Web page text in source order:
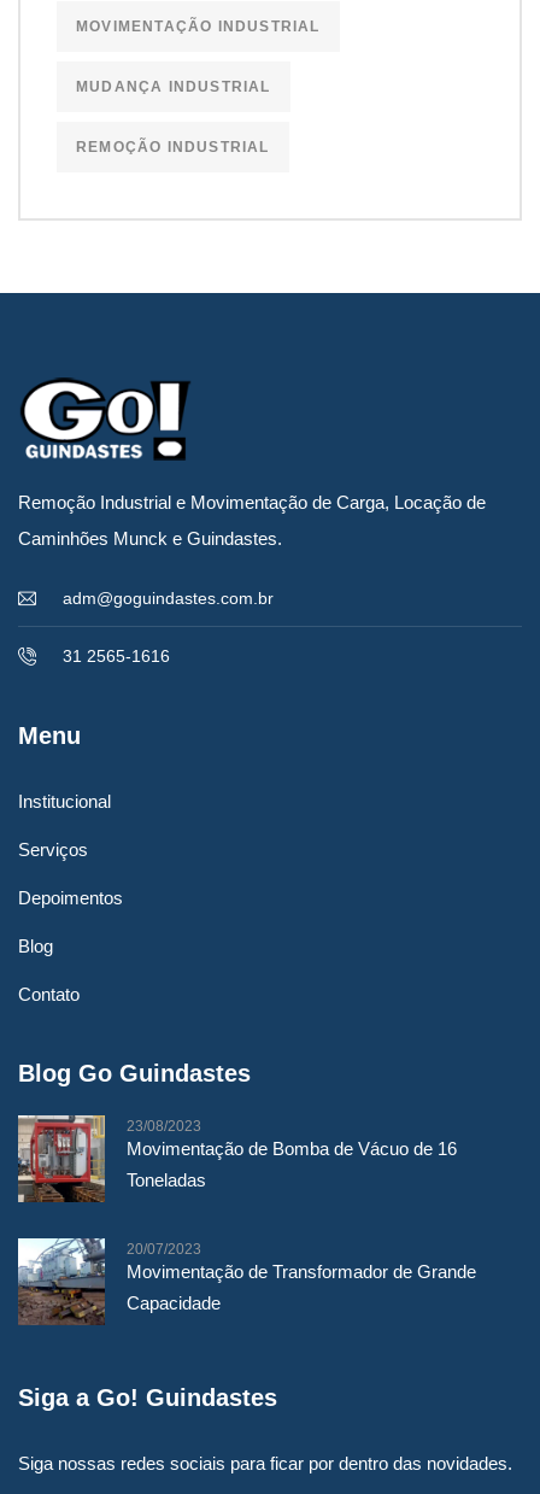
MOVIMENTAÇÃO INDUSTRIAL
MUDANÇA INDUSTRIAL
REMOÇÃO INDUSTRIAL
Remoção Industrial e Movimentação de Carga, Locação de
Caminhões Munck e Guindastes.
adm@goguindastes.com.br
31 2565-1616
Menu
Institucional
Serviços
Depoimentos
Blog
Contato
Blog Go Guindastes
23/08/2023
Movimentação de Bomba de Vácuo de 16
Toneladas
20/07/2023
Movimentação de Transformador de Grande
Capacidade
Siga a Go! Guindastes
Siga nossas redes sociais para ficar por dentro das novidades.